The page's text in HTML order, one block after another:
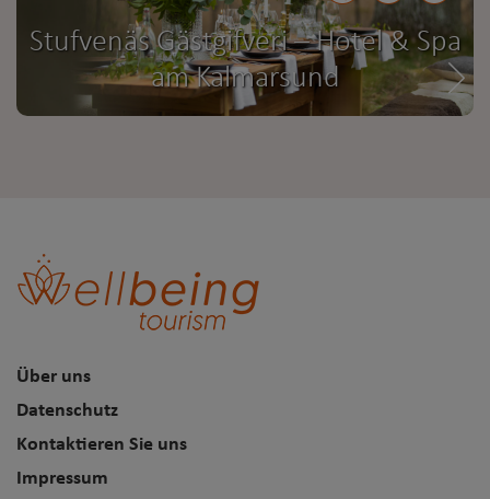
Stufvenäs Gästgifveri – Hotel & Spa
am Kalmarsund
Über uns
Datenschutz
Kontaktieren Sie uns
Impressum